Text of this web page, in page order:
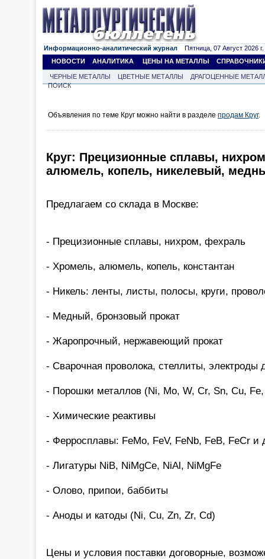
Информационно-аналитический журнал Пятница, 07 Август 2026 г.
НОВОСТИ
АНАЛИТИКА ЦЕНЫ НА МЕТАЛЛЫ
ЧЕРНЫЕ МЕТАЛЛЫ ЦВЕТНЫЕ МЕТАЛЛЫ
ДРАГОЦЕННЫЕ
ПОИСК
Объявления по теме Круг можно найти в разделе продам Круг.
Круг: Прецизионные сплавы,
алюмель, копель, никелевый,
Предлагаем со склада в Москве:
- Прецизионные сплавы, нихром, фехраль
- Хромель, алюмель, копель, константан
- Никель: ленты, листы, полосы, круги,
- Медный, бронзовый прокат
- Жаропрочный, нержавеющий прокат
- Сварочная проволока, стеллиты, электроды
- Порошки металлов (Ni, Mo, W, Cr, Sn, Cu,
- Химические реактивы
- Ферросплавы: FeMo, FeV, FeNb, FeB, FeCr и
- Лигатуры NiB, NiMgCe, NiAl, NiMgFe
- Олово, припои, баббиты
- Аноды и катоды (Ni, Cu, Zn, Zr, Cd)
Цены и условия поставки договорные,